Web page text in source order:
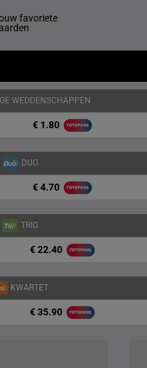
favoriete
WEDDENSCHAPPEN
€ 1.80
DUO
€ 4.70
TRIO
€ 22.40
KWARTET
€ 35.90